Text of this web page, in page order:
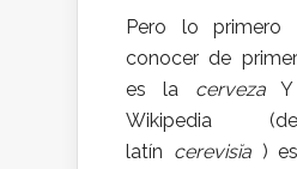
Pero lo
conocer de
es la cervezaY
Wikipedia
latín cerevisĭa)